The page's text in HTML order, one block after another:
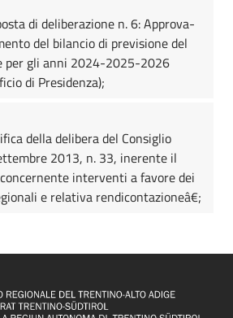
di deliberazione n. 6: Approva-
del bilancio di previsione del
per gli anni 2024-2025-2026
di Presidenza);
della delibera del Consiglio
2013, n. 33, inerente il
interventi a favore dei
e relativa rendicontazioneâ€;